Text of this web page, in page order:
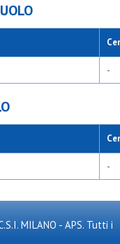
-
-
MILANO - APS. Tutti i